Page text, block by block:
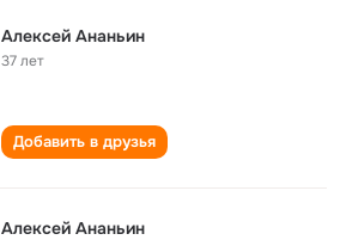
Алексей Ананьин
37 лет
Добавить в друзья
Алексей Ананьин